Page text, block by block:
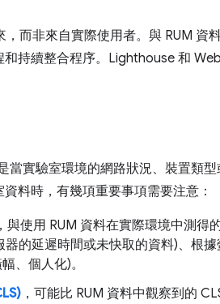
而非來自實際使用者。與 RUM 資
持續整合程序。Lighthouse 和
當實驗室環境的網路狀況、裝置類
料時，有幾項重要事項需要注意：
與使用 RUM 資料在實際環境中測得
的延遲時間或未快取的資料)、根
、個人化)。
，可能比 RUM 資料中觀察到的